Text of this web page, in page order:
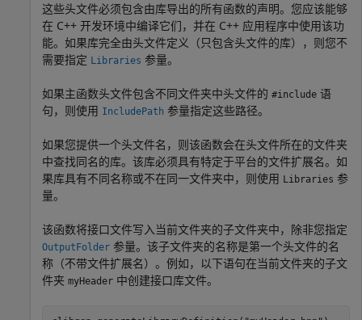
这些头文件必须包含由库导出的所有函数的声明。您应该能够
在 C++ 开发环境中编译它们，并在 C++ 应用程序中使用该功
能。如果库完全由头文件定义（只包含头文件的库），则您不
需要指定 Libraries 参量。
如果主函数头文件包含不同文件夹中头文件的 #include 语
句，则使用 IncludePath 参量指定这些路径。
如果您提供一个头文件名，则该函数会在头文件所在的文件夹
中查找同名的库。该库必须具有特定于平台的文件扩展名。如
果库具有不同名称或不在同一文件夹中，则使用 Libraries 参
量。
该函数将接口文件写入当前文件夹的子文件夹中，除非您指定
OutputFolder 参量。该子文件夹的名称是第一个头文件的名
称（不带文件扩展名）。例如，以下语句在当前文件夹的子文
件夹 myHeader 中创建接口库文件。